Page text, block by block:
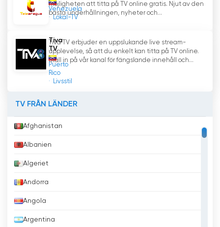
Venezuela
Lokal-TV
möjligheten att titta på TV online gratis. Njut av den
bästa underhållningen, nyheter och...
Tiva
TV
Puerto
Rico
Livsstil
Tiva TV erbjuder en uppslukande live stream-
upplevelse, så att du enkelt kan titta på TV online.
Ställ in på vår kanal för fängslande innehåll och...
TV FRÅN LÄNDER
Afghanistan
Albanien
Algeriet
Andorra
Angola
Argentina